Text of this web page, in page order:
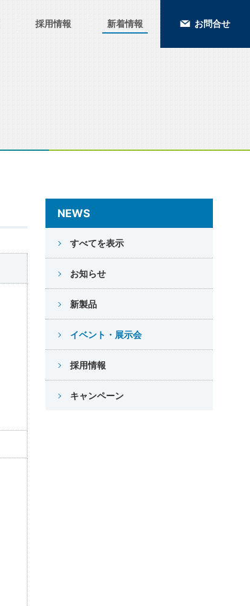
採用情報 新着情報 お問合せ
NEWS
すべてを表示
お知らせ
新製品
イベント・展示会
採用情報
キャンペーン